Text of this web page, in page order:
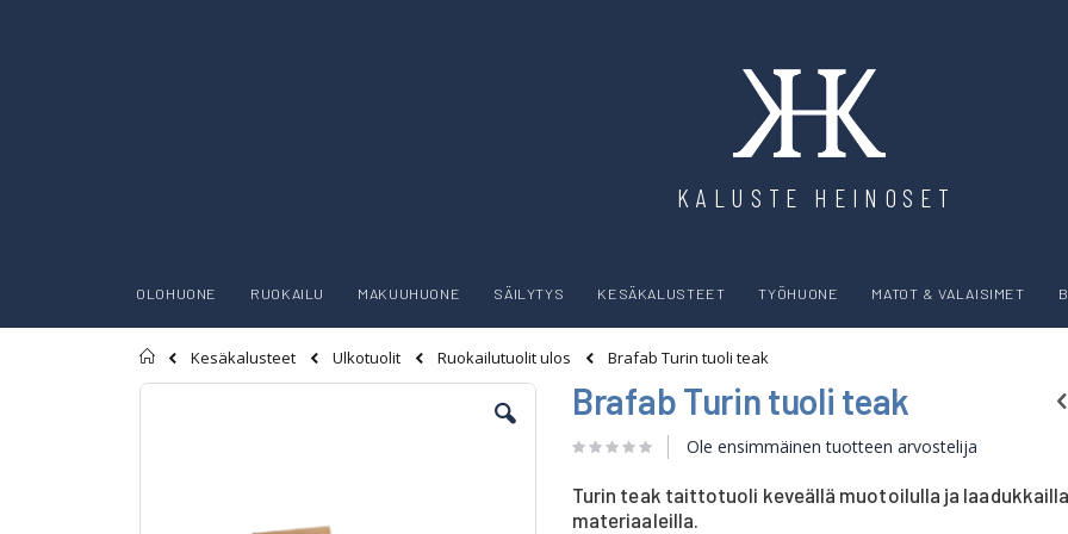
KALUSTE HEINOSET
OLOHUONE RUOKAILU MAKUUHUONE SÄILYTYS KESÄKALUSTEET TYÖHUONE MATOT & VALAISIMET
Etusivu
Kesäkalusteet Ulkotuolit Ruokailutuolit ulos
Brafab Turin tuoli teak
Skip
Brafab Turin tuoli teak
Ole ensimmäinen tuotteen arvostelija
Turin teak taittotuoli keveällä muotoilulla ja
materiaaleilla.